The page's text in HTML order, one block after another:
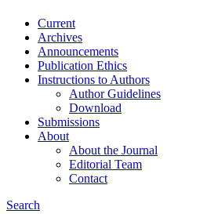
Current
Archives
Announcements
Publication Ethics
Instructions to Authors
Author Guidelines
Download
Submissions
About
About the Journal
Editorial Team
Contact
Search